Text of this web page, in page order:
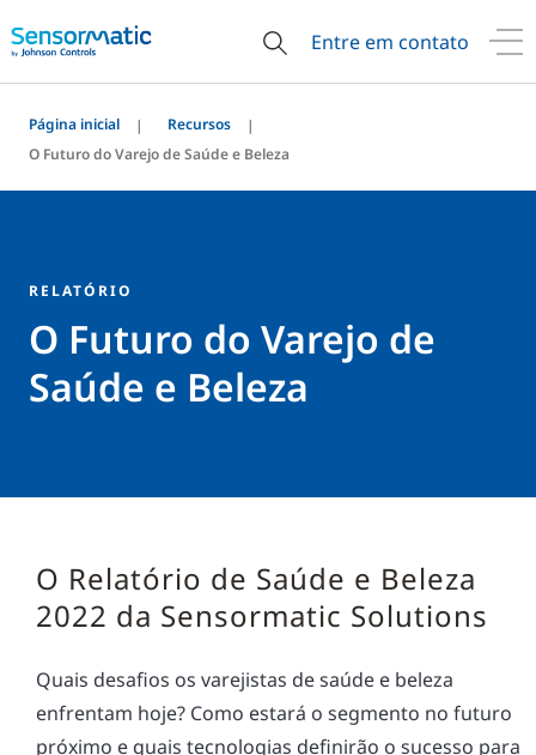
Entre em contato
Página inicial
Recursos
O Futuro do Varejo de Saúde e Beleza
RELATÓRIO
O Futuro do Varejo de
Saúde e Beleza
O Relatório de Saúde e Beleza
2022 da Sensormatic Solutions
Quais desafios os varejistas de saúde e beleza
enfrentam hoje? Como estará o segmento no futuro
próximo e quais tecnologias definirão o sucesso para